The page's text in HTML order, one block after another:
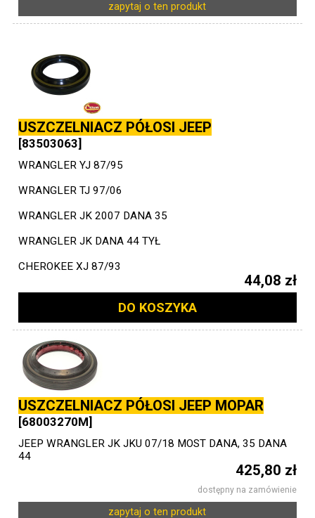
zapytaj o ten produkt
USZCZELNIACZ PÓŁOSI JEEP
[83503063]
WRANGLER YJ 87/95
WRANGLER TJ 97/06
WRANGLER JK 2007 DANA 35
WRANGLER JK DANA 44 TYŁ
CHEROKEE XJ 87/93
44,08 zł
DO KOSZYKA
USZCZELNIACZ PÓŁOSI JEEP MOPAR
[68003270M]
JEEP WRANGLER JK JKU 07/18 MOST DANA, 35 DANA
44
425,80 zł
dostępny na zamówienie
zapytaj o ten produkt